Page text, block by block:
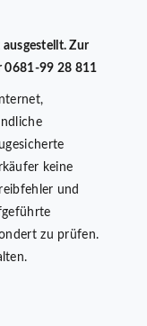
Zur
0681-99 28 811
keine
und
zu prüfen.